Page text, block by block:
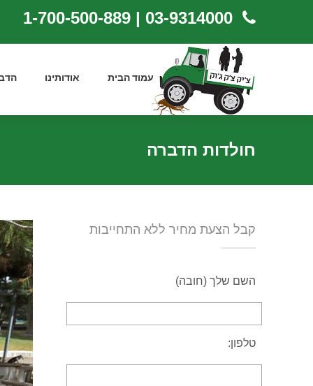
עמוד הבית אודותינו
חולדות הדברה
קבל הצעת מחיר ללא התחייבות
השם שלך (חובה)
טלפון: